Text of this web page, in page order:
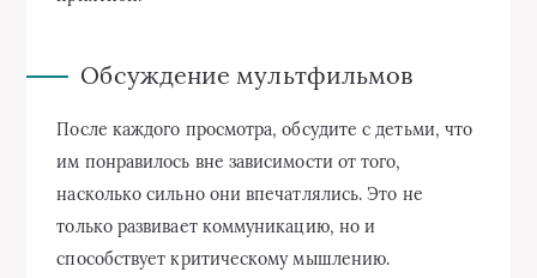
Обсуждение мультфильмов
После каждого просмотра, обсудите с детьми, что
им понравилось вне зависимости от того,
насколько сильно они впечатлялись. Это не
только развивает коммуникацию, но и
способствует критическому мышлению.